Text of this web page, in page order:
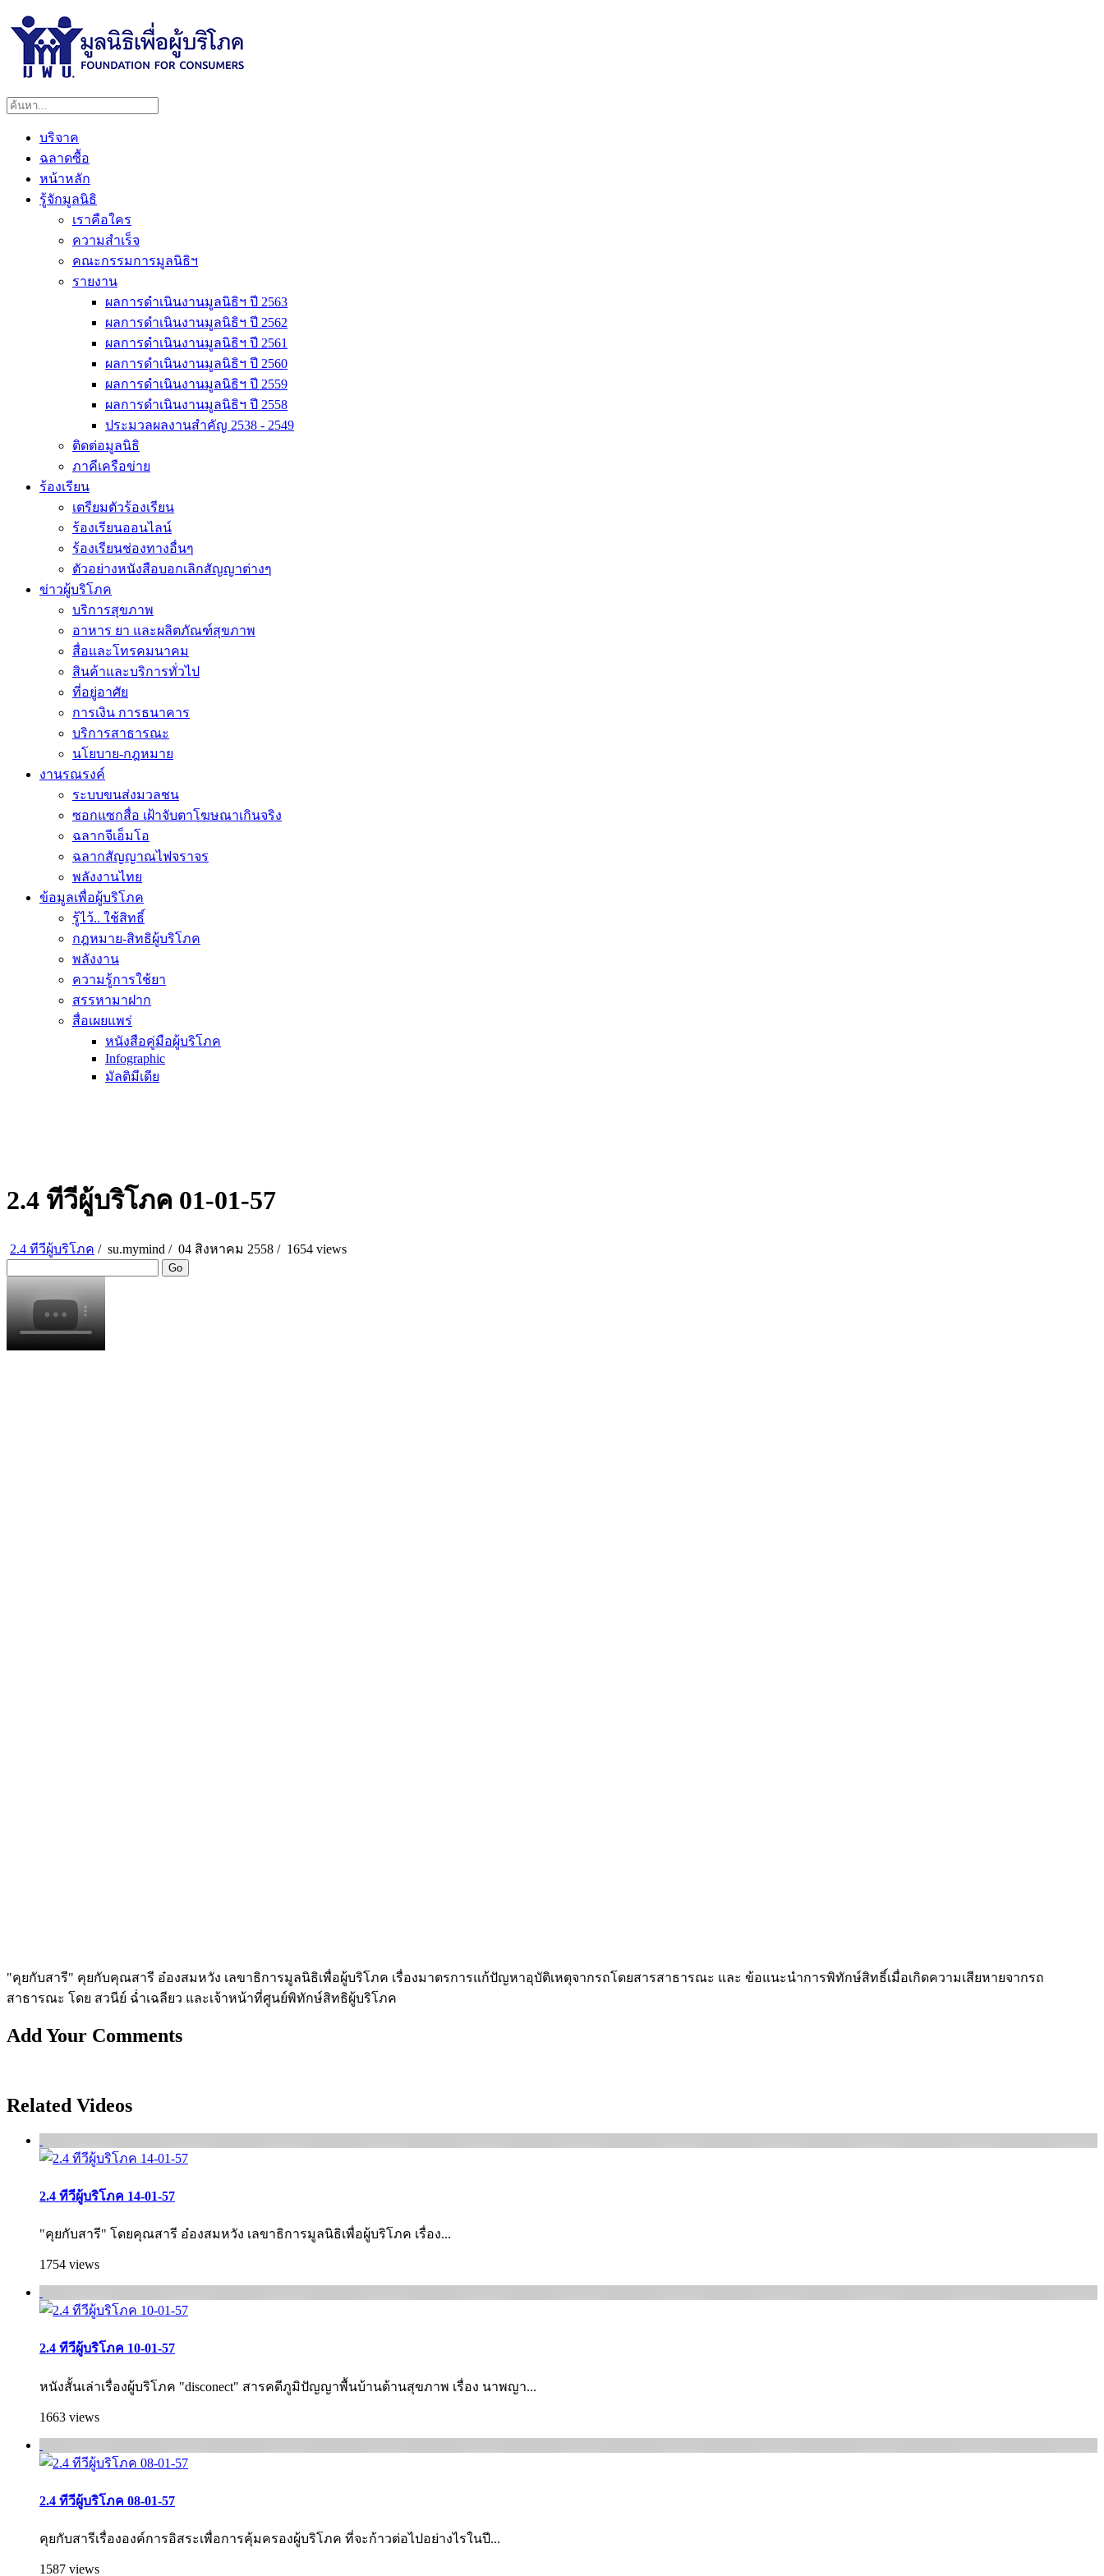
บริจาค
ฉลาดซื้อ
หน้าหลัก
รู้จักมูลนิธิ
เราคือใคร
ความสำเร็จ
คณะกรรมการมูลนิธิฯ
รายงาน
ผลการดำเนินงานมูลนิธิฯ ปี 2563
ผลการดำเนินงานมูลนิธิฯ ปี 2562
ผลการดำเนินงานมูลนิธิฯ ปี 2561
ผลการดำเนินงานมูลนิธิฯ ปี 2560
ผลการดำเนินงานมูลนิธิฯ ปี 2559
ผลการดำเนินงานมูลนิธิฯ ปี 2558
ประมวลผลงานสำคัญ 2538 - 2549
ติดต่อมูลนิธิ
ภาคีเครือข่าย
ร้องเรียน
เตรียมตัวร้องเรียน
ร้องเรียนออนไลน์
ร้องเรียนช่องทางอื่นๆ
ตัวอย่างหนังสือบอกเลิกสัญญาต่างๆ
ข่าวผู้บริโภค
บริการสุขภาพ
อาหาร ยา และผลิตภัณฑ์สุขภาพ
สื่อและโทรคมนาคม
สินค้าและบริการทั่วไป
ที่อยู่อาศัย
การเงิน การธนาคาร
บริการสาธารณะ
นโยบาย-กฎหมาย
งานรณรงค์
ระบบขนส่งมวลชน
ซอกแซกสื่อ เฝ้าจับตาโฆษณาเกินจริง
ฉลากจีเอ็มโอ
ฉลากสัญญาณไฟจราจร
พลังงานไทย
ข้อมูลเพื่อผู้บริโภค
รู้ไว้.. ใช้สิทธิ์
กฎหมาย-สิทธิผู้บริโภค
พลังงาน
ความรู้การใช้ยา
สรรหามาฝาก
สื่อเผยแพร่
หนังสือคู่มือผู้บริโภค
Infographic
มัลติมีเดีย
2.4 ทีวีผู้บริโภค 01-01-57
2.4 ทีวีผู้บริโภค / su.mymind / 04 สิงหาคม 2558 / 1654 views
Go
"คุยกับสารี" คุยกับคุณสารี อ๋องสมหวัง เลขาธิการมูลนิธิเพื่อผู้บริโภค เรื่องมาตรการแก้ปัญหาอุบัติเหตุจากรถโดยส­ารสาธารณะ และ ข้อแนะนำการพิทักษ์สิทธิ์เมื่อเกิดความเสี­ยหายจากรถ
สาธารณะ โดย สวนีย์ ฉ่ำเฉลียว และเจ้าหน้าที่ศูนย์พิทักษ์สิทธิผู้บริโภค
Add Your Comments
Related Videos
2.4 ทีวีผู้บริโภค 14-01-57
"คุยกับสารี" โดยคุณสารี อ๋องสมหวัง เลขาธิการมูลนิธิเพื่อผู้บริโภค เรื่อง...
1754 views
2.4 ทีวีผู้บริโภค 10-01-57
หนังสั้นเล่าเรื่องผู้บริโภค "disconect" สารคดีภูมิปัญญาพื้นบ้านด้านสุขภาพ เรื่อง นาพญา...
1663 views
2.4 ทีวีผู้บริโภค 08-01-57
คุยกับสารีเรื่ององค์การอิสระเพื่อการคุ้ม­ครองผู้บริโภค ที่จะก้าวต่อไปอย่างไรในปี...
1587 views